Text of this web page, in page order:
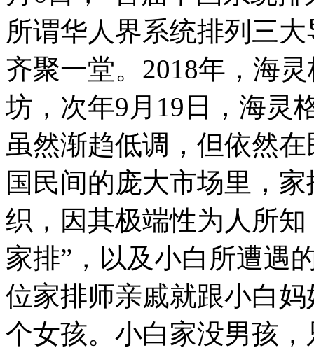
所谓华人界系统排列三
齐聚一堂。2018年，海
坊，次年9月19日，海灵
虽然渐趋低调，但依然
国民间的庞大市场里，
织，因其极端性为人所
家排”，以及小白所遭遇
位家排师亲戚就跟小白
个女孩。小白家没男孩